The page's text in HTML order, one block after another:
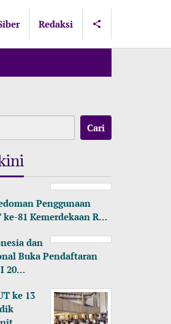
Redaksi
Cari
Penggunaan
ke-81 Kemerdekaan R…
dan
Buka Pendaftaran
20…
ke 13